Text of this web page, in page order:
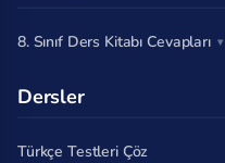
8. Sınıf Ders Kitabı Cevapları
Dersler
Türkçe Testleri Çöz